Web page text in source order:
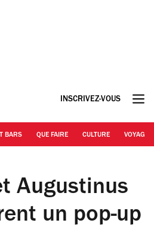
INSCRIVEZ-VOUS
BARS QUE FAIRE CULTURE VOYAGE
Augustinus
un pop-up